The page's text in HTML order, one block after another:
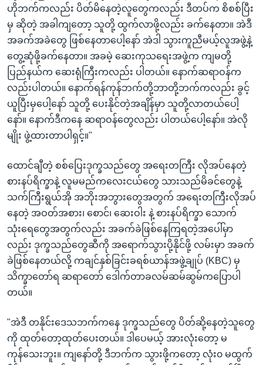
ဟိုဘက်ကလည်း ပိတ်မိနေတဲ့လူတွေကလည်း ဒီတပ်က စိစစ်ပြီး
မှ ဆိုတဲ့ အခါကျတော့ သူတို့ ထွက်လာဖို့လည်း ခက်နေတာ။ အဲဒီ
အခက်အခဲတွေ ဖြစ်နေတာပေါ့နော် အဲဒါ သွားကူညီမယ့်လူအဖွဲ့နဲ့
တွေ့ဆုံဖို့ခက်နေတာ။ အခမဲ့ ဆေးကုသရေးအဖွဲ့က ကျမတို့
ပြည်နယ်က ဆေးရုံကြီးကလည်း ပါတယ်။ နောက်ဆရာဝန်က
လည်းပါတယ်။ နောက်ရန်ကုန်ဘက်တို့ဘာတို့ဘက်ကလည်း ခွင့်
ယူပြီးမှပေါ့နော် သူတို့ ပေးနိုင်တဲ့အချိန်မှာ သူတို့လာတယ်ပေါ့
နော်။ နောက်ဒီကနေ ဆရာဝန်တွေလည်း ပါတယ်ပေါ့နော်။ အဲလို
မျိုး ဖွဲ့ထားတာပါရှင့်။"
ထောင်ချီတဲ့ စစ်ပြေးဒုက္ခသည်တွေ အရေးတကြီး လိုအပ်နေတဲ့
စားနပ်ရိက္ခာနဲ့ လူမမည်ကလေးငယ်တွေ သားသည်မိခင်တွေနဲ့
သက်ကြီးရွယ်အို အဘိုးအဘွားတွေအတွက် အရေးတကြီးလိုအပ်
နေတဲ့ အဝတ်အစား၊ စောင်၊ ဆေးဝါး နဲ့ စားနပ်ရိက္ခာ သောက်
သုံးရေတွေအတွက်လည်း အခက်ခဲဖြစ်နေကြရတဲ့အပေါ်မှာ
လည်း ဒုက္ခသည်တွေဆီကို အရောက်သွားပို့နိုင်ဖို့ လမ်းမှာ အခက်
ခဲဖြစ်နေတယ်လို့ ကချင်နှစ်ခြင်းခရစ်ယာန်အဖွဲ့ချုပ် (KBC) မှ
သိက္ခာတော်ရ ဆရာတော် ဒေါက်တာခလမ်ဆမ်ဆွမ်ကပြောပါ
တယ်။
"အဲဒီ တနိုင်းဒေသဘက်ကနေ ဒုက္ခသည်တွေ ပိတ်ဆို့နေတဲ့သူတွေ
ကို ထုတ်တော့ထုတ်ပေးတယ်။ ဒါပေမယ့် အားလုံးတော့ မ
ကုန်သေးဘူး။ ကျနော်တို့ ဒီဘက်က သွားဖို့ကတော့ လုံး၀ မထွက်